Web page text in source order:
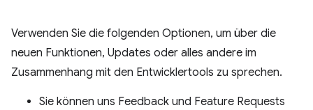
Verwenden Sie die folgenden Optionen, um über die
neuen Funktionen, Updates oder alles andere im
Zusammenhang mit den Entwicklertools zu sprechen.
Sie können uns Feedback und Feature Requests